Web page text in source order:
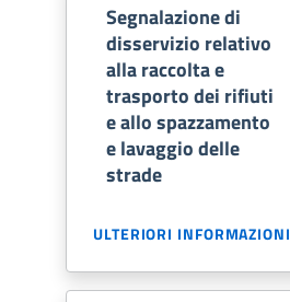
Segnalazione di
disservizio relativo
alla raccolta e
trasporto dei rifiuti
e allo spazzamento
e lavaggio delle
strade
ULTERIORI INFORMAZIONI